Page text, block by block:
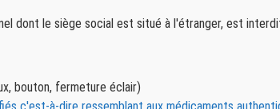
dont le siège social est situé à l'étranger, est
bouton, fermeture éclair)
c'est-à-dire ressemblant aux médicaments